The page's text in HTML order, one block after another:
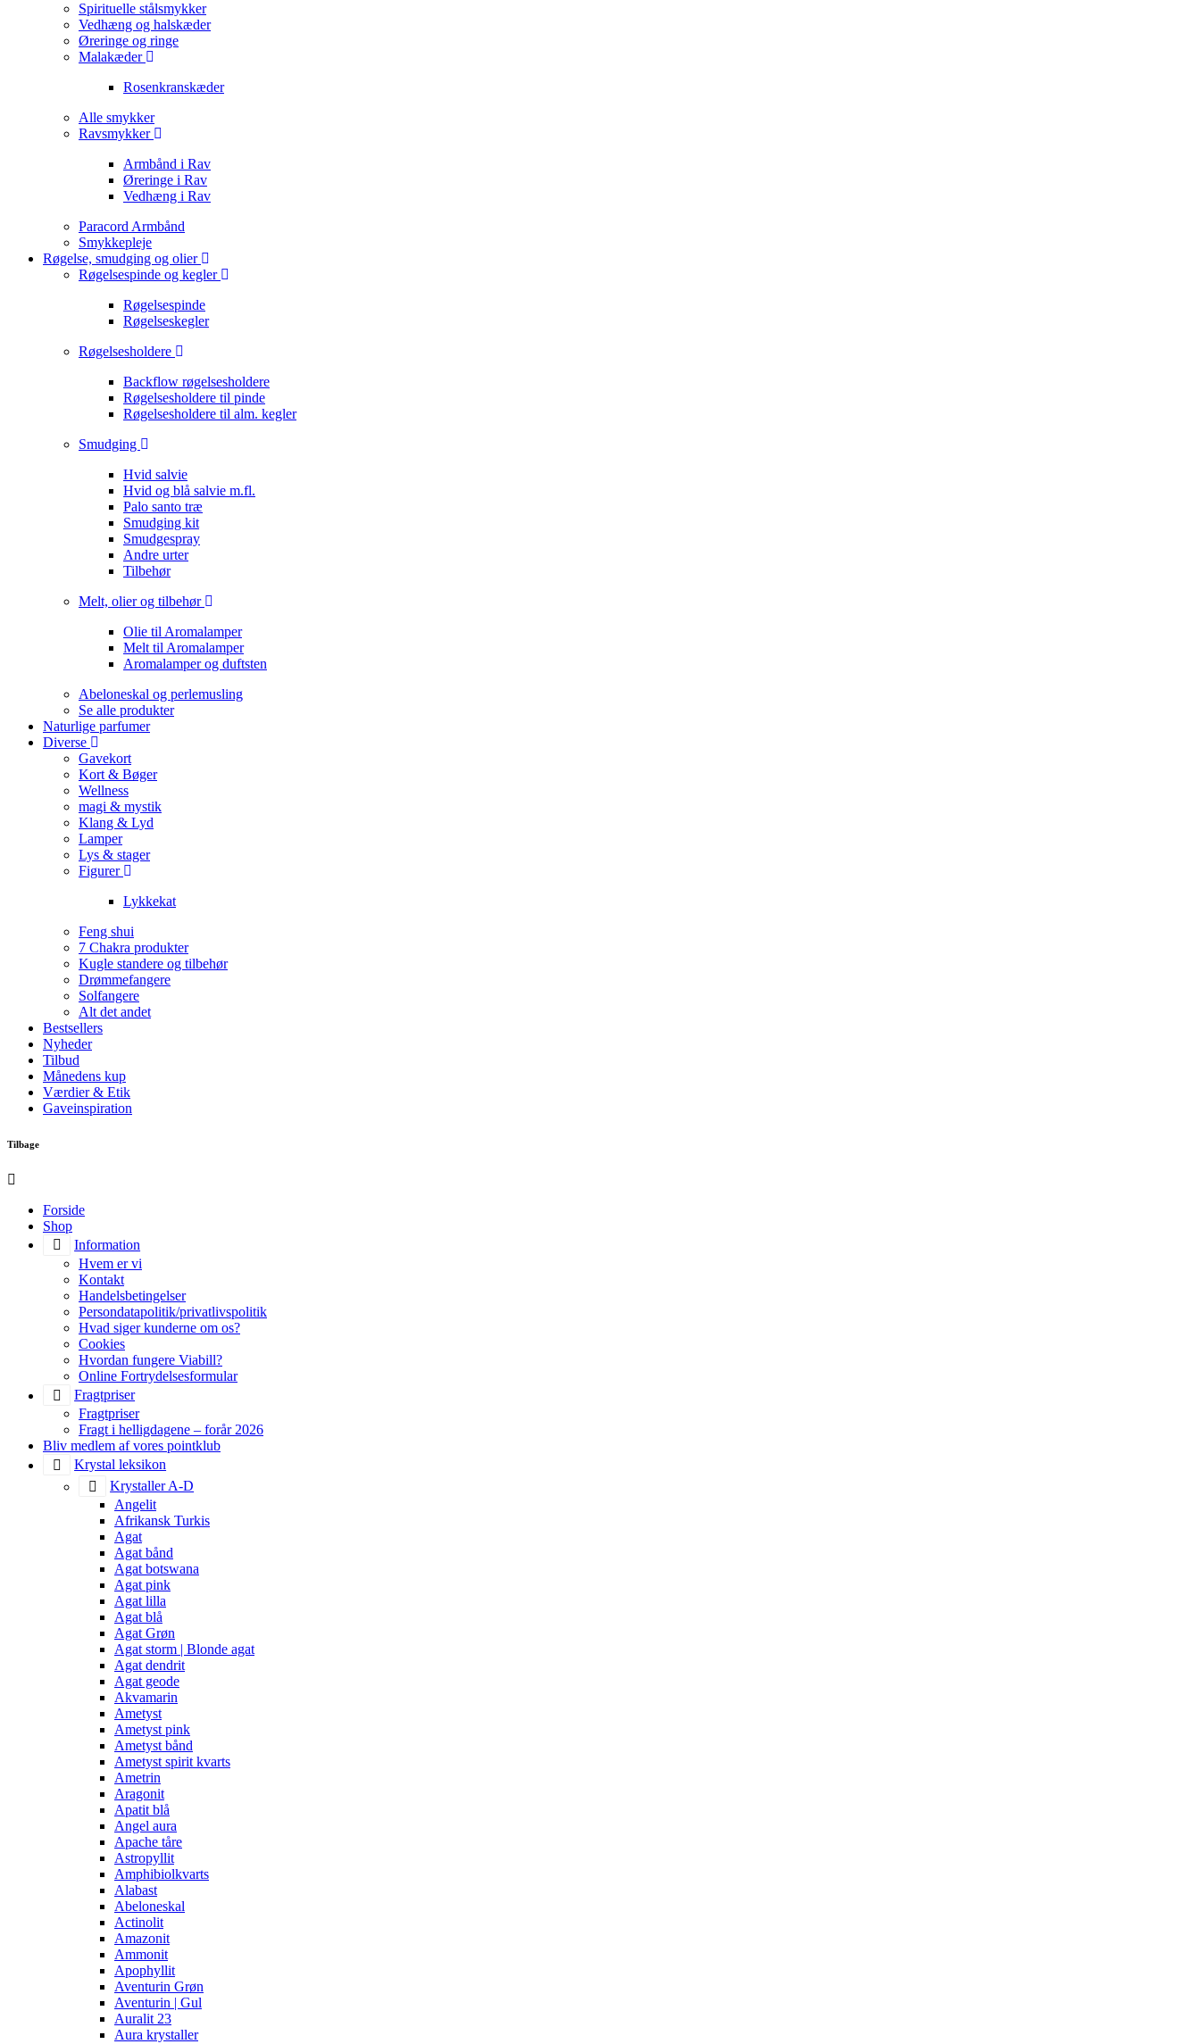
Spirituelle stålsmykker
Vedhæng og halskæder
Øreringe og ringe
Malakæder
Rosenkranskæder
Alle smykker
Ravsmykker
Armbånd i Rav
Øreringe i Rav
Vedhæng i Rav
Paracord Armbånd
Smykkepleje
Røgelse, smudging og olier
Røgelsespinde og kegler
Røgelsespinde
Røgelseskegler
Røgelsesholdere
Backflow røgelsesholdere
Røgelsesholdere til pinde
Røgelsesholdere til alm. kegler
Smudging
Hvid salvie
Hvid og blå salvie m.fl.
Palo santo træ
Smudging kit
Smudgespray
Andre urter
Tilbehør
Melt, olier og tilbehør
Olie til Aromalamper
Melt til Aromalamper
Aromalamper og duftsten
Abeloneskal og perlemusling
Se alle produkter
Naturlige parfumer
Diverse
Gavekort
Kort & Bøger
Wellness
magi & mystik
Klang & Lyd
Lamper
Lys & stager
Figurer
Lykkekat
Feng shui
7 Chakra produkter
Kugle standere og tilbehør
Drømmefangere
Solfangere
Alt det andet
Bestsellers
Nyheder
Tilbud
Månedens kup
Værdier & Etik
Gaveinspiration
Tilbage
Forside
Shop
Information
Hvem er vi
Kontakt
Handelsbetingelser
Persondatapolitik/privatlivspolitik
Hvad siger kunderne om os?
Cookies
Hvordan fungere Viabill?
Online Fortrydelsesformular
Fragtpriser
Fragtpriser
Fragt i helligdagene – forår 2026
Bliv medlem af vores pointklub
Krystal leksikon
Krystaller A-D
Angelit
Afrikansk Turkis
Agat
Agat bånd
Agat botswana
Agat pink
Agat lilla
Agat blå
Agat Grøn
Agat storm | Blonde agat
Agat dendrit
Agat geode
Akvamarin
Ametyst
Ametyst pink
Ametyst bånd
Ametyst spirit kvarts
Ametrin
Aragonit
Apatit blå
Angel aura
Apache tåre
Astropyllit
Amphibiolkvarts
Alabast
Abeloneskal
Actinolit
Amazonit
Ammonit
Apophyllit
Aventurin Grøn
Aventurin | Gul
Auralit 23
Aura krystaller